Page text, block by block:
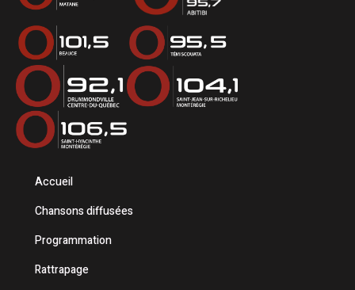
Accueil
Chansons diffusées
Programmation
Rattrapage